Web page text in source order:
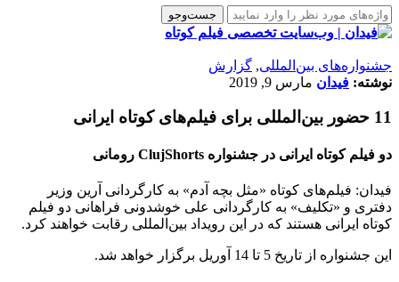
‌‌جشنواره‌های بین‌المللی, گزارش
نوشته: فیدان مارس 9, 2019
11 حضور بین‌المللی برای فیلم‌های کوتاه ایرانی
دو فیلم کوتاه ایرانی در جشنواره ClujShorts رومانی
فیدان: فیلم‌های کوتاه «مثل بچه آدم» به کارگردانی آرین وزیر
دفتری و «تکلیف» به کارگردانی علی خوشدونی فراهانی دو فیلم
کوتاه ایرانی هستند که در این رویداد بین‌المللی رقابت خواهند کرد.
این جشنواره از تاریخ 5 تا 14 آوریل برگزار خواهد شد.